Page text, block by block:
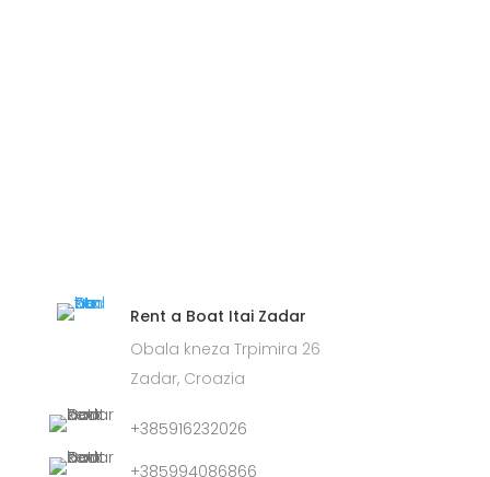
Rent a Boat Itai Zadar
Obala kneza Trpimira 26
Zadar, Croazia
+385916232026
+385994086866